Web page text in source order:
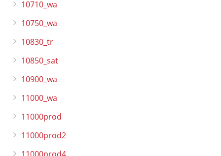
10710_wa
10750_wa
10830_tr
10850_sat
10900_wa
11000_wa
11000prod
11000prod2